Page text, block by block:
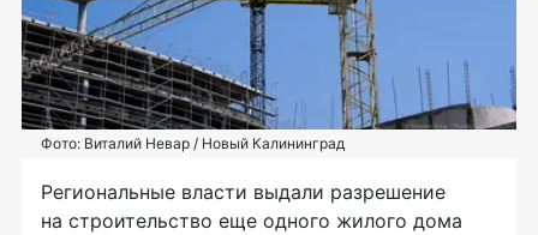
Фото: Виталий Невар / Новый Калининград
Региональные власти выдали разрешение
на строительство еще одного жилого дома